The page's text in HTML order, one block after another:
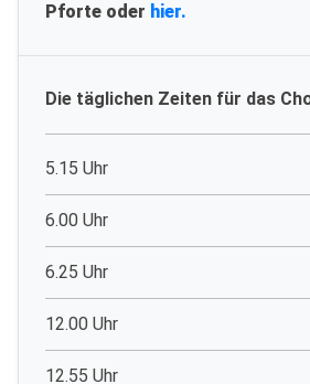
Pforte oder hier.
Die täglichen Zeiten für das
5.15 Uhr
6.00 Uhr
6.25 Uhr
12.00 Uhr
12.55 Uhr